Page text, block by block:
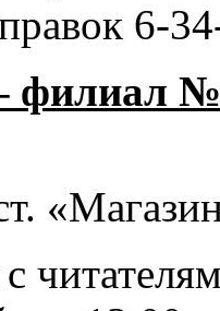
6-
филиал